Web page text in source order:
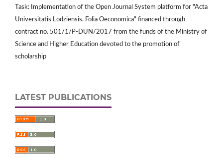
Task: Implementation of the Open Journal System platform for "Acta
Universitatis Lodziensis. Folia Oeconomica" financed through
contract no. 501/1/P-DUN/2017 from the funds of the Ministry of
Science and Higher Education devoted to the promotion of
scholarship
LATEST PUBLICATIONS